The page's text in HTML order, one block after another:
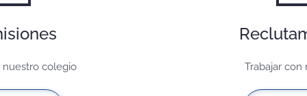
nuestro colegio Trabajar con